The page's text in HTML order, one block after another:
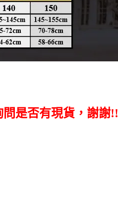
問是否有現貨，謝謝!!